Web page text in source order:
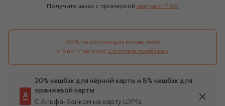
Получите заказ с примеркой завтра c 17:00
-30% на коллекции весна-лето
с 3 по 17 августа! Смотреть подборку
20% кешбэк для чёрной карты и 8% кешбэк для
оранжевой карты
С Альфа-Банком на карту ЦУМа